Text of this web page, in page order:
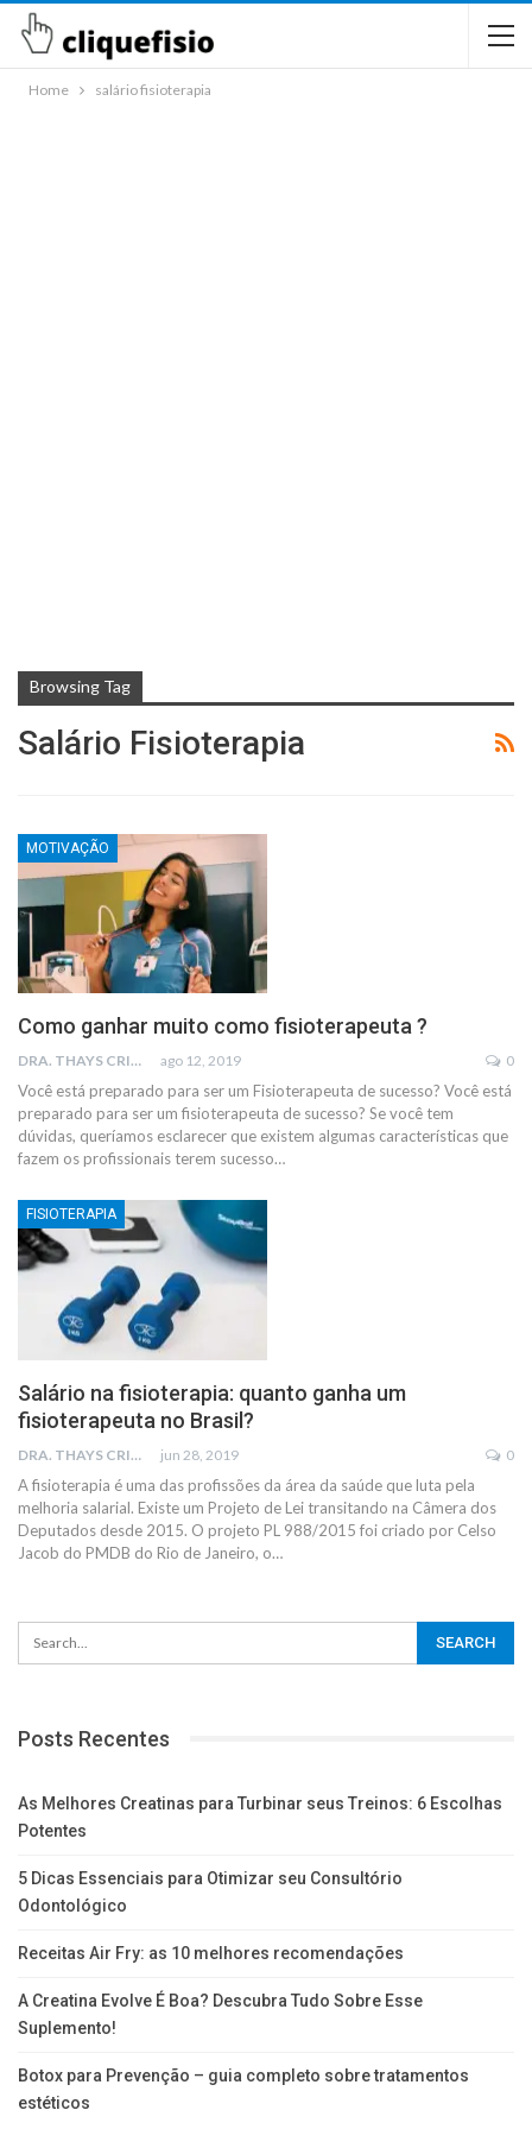
Home salário fisioterapia
Browsing Tag
Salário Fisioterapia
MOTIVAÇÃO
Como ganhar muito como fisioterapeuta ?
DRA. THAYS CRISTINA RODRIGUES ago 12, 2019 0
Você está preparado para ser um Fisioterapeuta de sucesso? Você está
preparado para ser um fisioterapeuta de sucesso? Se você tem
dúvidas, queríamos esclarecer que existem algumas características que
fazem os profissionais terem sucesso…
FISIOTERAPIA
Salário na fisioterapia: quanto ganha um
fisioterapeuta no Brasil?
DRA. THAYS CRISTINA RODRIGUES jun 28, 2019 0
A fisioterapia é uma das profissões da área da saúde que luta pela
melhoria salarial. Existe um Projeto de Lei transitando na Câmera dos
Deputados desde 2015. O projeto PL 988/2015 foi criado por Celso
Jacob do PMDB do Rio de Janeiro, o…
Posts Recentes
As Melhores Creatinas para Turbinar seus Treinos: 6 Escolhas
Potentes
5 Dicas Essenciais para Otimizar seu Consultório
Odontológico
Receitas Air Fry: as 10 melhores recomendações
A Creatina Evolve É Boa? Descubra Tudo Sobre Esse
Suplemento!
Botox para Prevenção – guia completo sobre tratamentos
estéticos